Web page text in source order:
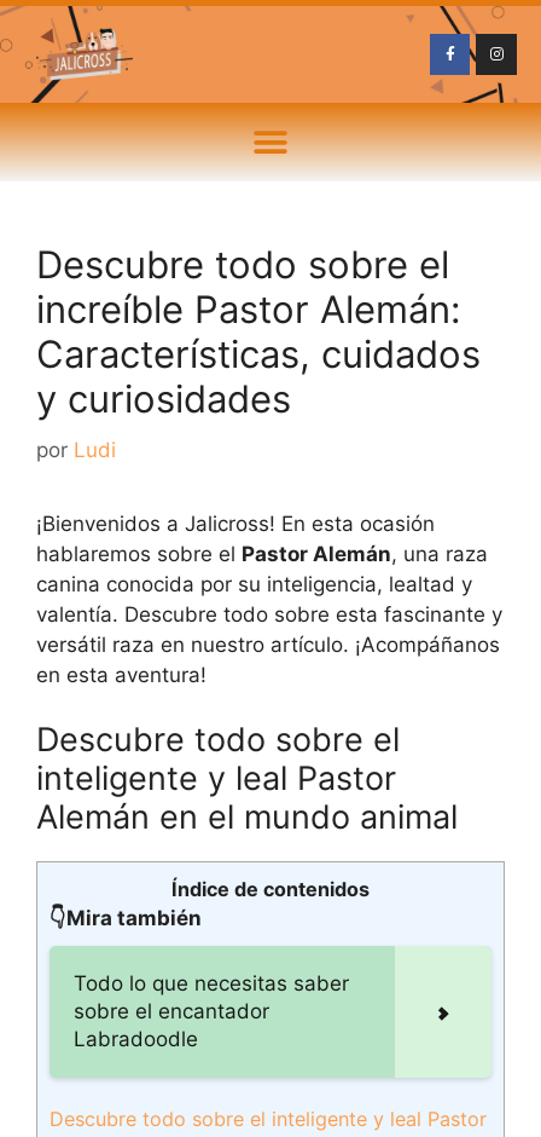
Descubre todo sobre el
increíble Pastor Alemán:
Características, cuidados
y curiosidades
por Ludi
¡Bienvenidos a Jalicross! En esta ocasión
hablaremos sobre el Pastor Alemán, una raza
canina conocida por su inteligencia, lealtad y
valentía. Descubre todo sobre esta fascinante y
versátil raza en nuestro artículo. ¡Acompáñanos
en esta aventura!
Descubre todo sobre el
inteligente y leal Pastor
Alemán en el mundo animal
Índice de contenidos
👇Mira también
Todo lo que necesitas saber
sobre el encantador
Labradoodle
Descubre todo sobre el inteligente y leal Pastor